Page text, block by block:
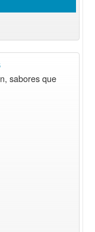
sabores que